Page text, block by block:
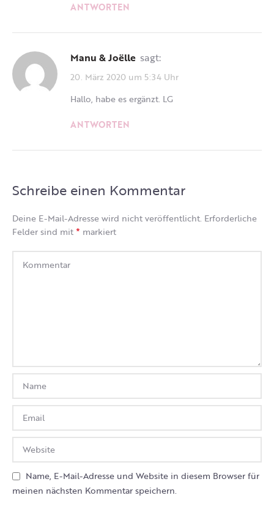
ANTWORTEN
Manu & Joëlle sagt:
20. März 2020 um 5:34 Uhr
Hallo, habe es ergänzt. LG
ANTWORTEN
Schreibe einen Kommentar
Deine E-Mail-Adresse wird nicht veröffentlicht. Erforderliche
Felder sind mit* markiert
Name, E-Mail-Adresse und Website in diesem Browser für
meinen nächsten Kommentar speichern.